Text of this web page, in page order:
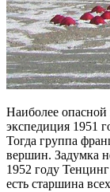
Наиболее
экспедиция 1951
Тогда группа
вершин. Задумка
1952 году Тенцинг
есть старшина